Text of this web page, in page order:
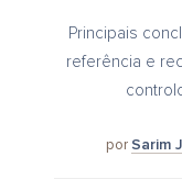
Principais
referência e
por Sarim